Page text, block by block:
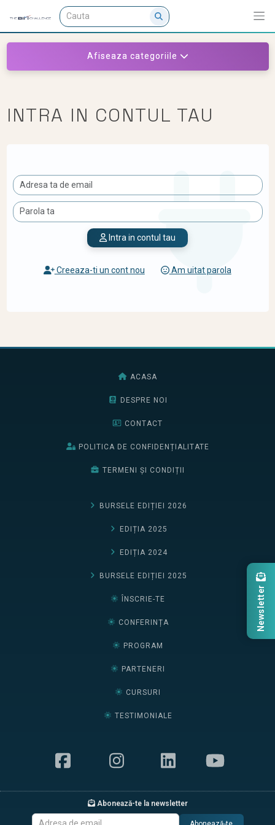
Afiseaza categoriile
INTRA IN CONTUL TAU
Intra in contul tau
Creeaza-ti un cont nou Am uitat parola
ACASA
DESPRE NOI
CONTACT
POLITICA DE CONFIDENȚIALITATE
TERMENI ȘI CONDIȚII
BURSELE EDIȚIEI 2026
EDIȚIA 2025
EDIȚIA 2024
BURSELE EDIȚIEI 2025
ÎNSCRIE-TE
CONFERINȚA
PROGRAM
PARTENERI
CURSURI
TESTIMONIALE
Abonează-te la newsletter
Newsletter